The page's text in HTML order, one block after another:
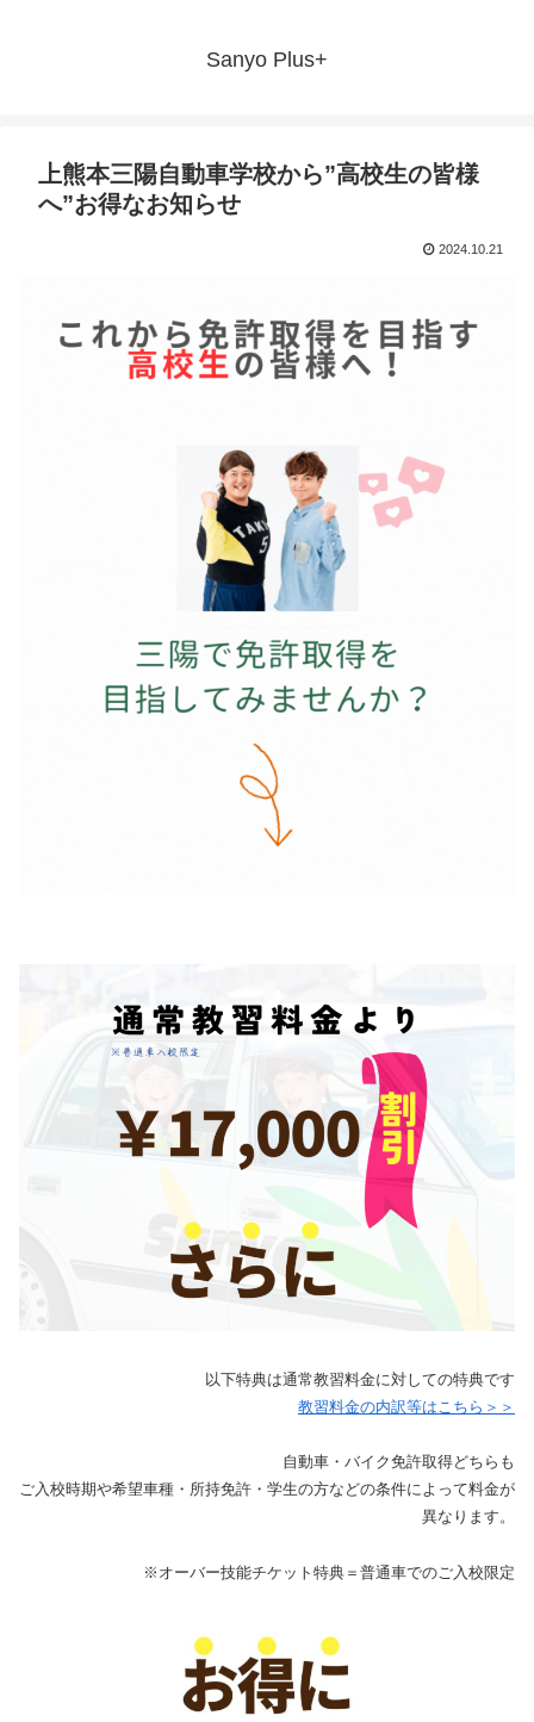
Sanyo Plus+
上熊本三陽自動車学校から”高校生の皆様
へ”お得なお知らせ
2024.10.21
以下特典は通常教習料金に対しての特典です
教習料金の内訳等はこちら＞＞
自動車・バイク免許取得どちらも
ご入校時期や希望車種・所持免許・学生の方などの条件によって料金が
異なります。
※オーバー技能チケット特典＝普通車でのご入校限定